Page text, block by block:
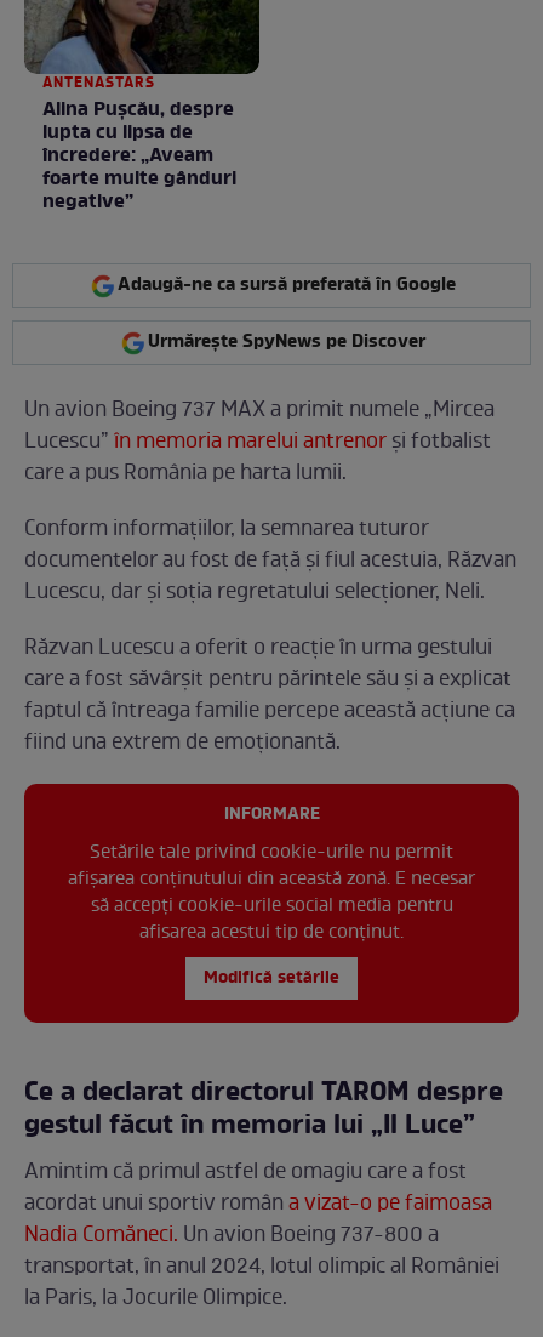
ANTENASTARS
Alina Pușcău, despre
lupta cu lipsa de
încredere: „Aveam
foarte multe gânduri
negative”
Adaugă-ne ca sursă preferată în Google
Urmărește SpyNews pe Discover
Un avion Boeing 737 MAX a primit numele „Mircea
Lucescu”în memoria marelui antrenorși fotbalist
care a pus România pe harta lumii.
Conform informațiilor, la semnarea tuturor
documentelor au fost de față și fiul acestuia, Răzvan
Lucescu, dar și soția regretatului selecționer, Neli.
Răzvan Lucescu a oferit o reacție în urma gestului
care a fost săvârșit pentru părintele său și a explicat
faptul că întreaga familie percepe această acțiune ca
fiind una extrem de emoționantă.
INFORMARE
Setările tale privind cookie-urile nu permit
afișarea conținutului din această zonă. E necesar
să accepți cookie-urile social media pentru
afisarea acestui tip de conținut.
Modifică setările
Ce a declarat directorul TAROM despre
gestul făcut în memoria lui „Il Luce”
Amintim că primul astfel de omagiu care a fost
acordat unui sportiv româna vizat-o pe faimoasa
Nadia Comăneci. Un avion Boeing 737-800 a
transportat, în anul 2024, lotul olimpic al României
la Paris, la Jocurile Olimpice.